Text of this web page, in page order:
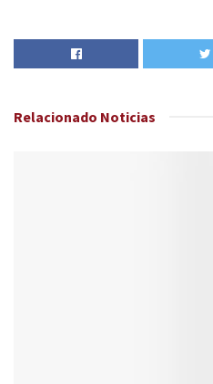
Relacionado Noticias